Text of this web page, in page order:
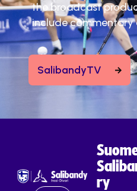
the broadcast
include commentary
SalibandyTV
ry